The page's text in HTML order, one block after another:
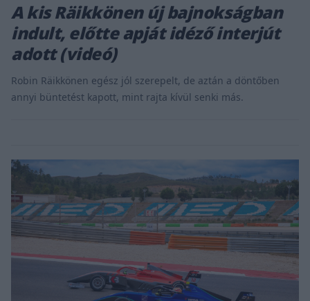
A kis Räikkönen új bajnokságban
indult, előtte apját idéző interjút
adott (videó)
Robin Räikkönen egész jól szerepelt, de aztán a döntőben
annyi büntetést kapott, mint rajta kívül senki más.